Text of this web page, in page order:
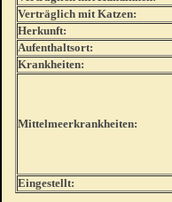
Verträglich mit Katzen:
Herkunft:
Aufenthaltsort:
Krankheiten:
Mittelmeerkrankheiten:
Eingestellt: